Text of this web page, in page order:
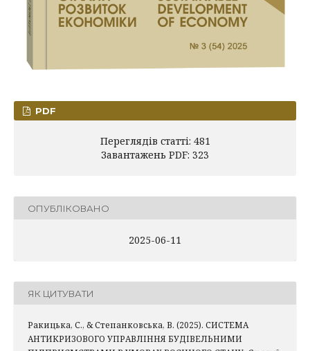
PDF
Переглядів статті: 481
Завантажень PDF: 323
ОПУБЛІКОВАНО
2025-06-11
ЯК ЦИТУВАТИ
Ракицька, С., & Степанковська, В. (2025). СИСТЕМА
АНТИКРИЗОВОГО УПРАВЛІННЯ БУДІВЕЛЬНИМИ